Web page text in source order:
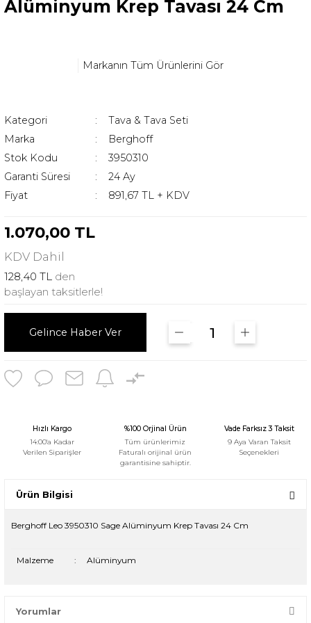
Alüminyum Krep Tavası 24 Cm
Markanın Tüm Ürünlerini Gör
Kategori
Tava & Tava Seti
Marka
Berghoff
Stok Kodu
3950310
Garanti Süresi
24 Ay
Fiyat
891,67 TL + KDV
1.070,00 TL
KDV Dahil
128,40 TL den
başlayan taksitlerle!
Gelince Haber Ver
Hızlı Kargo
14:00'a Kadar
Verilen Siparişler
%100 Orjinal Ürün
Tüm ürünlerimiz
Faturalı orijinal ürün
garantisine sahiptir.
Vade Farksız 3 Taksit
9 Aya Varan Taksit
Seçenekleri
Ürün Bilgisi
Berghoff Leo 3950310 Sage Alüminyum Krep Tavası 24 Cm
Malzeme : Alüminyum
Yorumlar